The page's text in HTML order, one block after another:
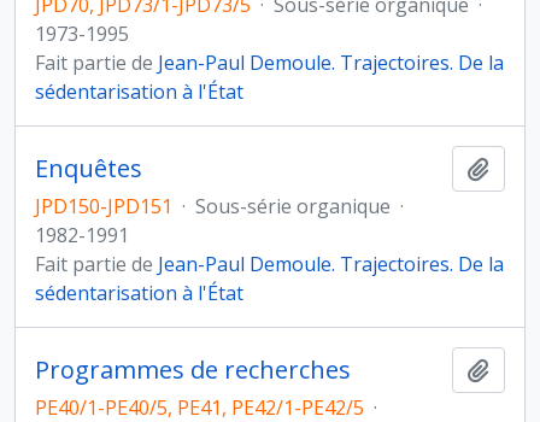
1973-1995
Fait partie de Jean-Paul Demoule. Trajectoires. De la
sédentarisation à l'État
Enquêtes
JPD150-JPD151 · Sous-série organique ·
1982-1991
Fait partie de Jean-Paul Demoule. Trajectoires. De la
sédentarisation à l'État
Programmes de recherches
PE40/1-PE40/5, PE41, PE42/1-PE42/5 ·